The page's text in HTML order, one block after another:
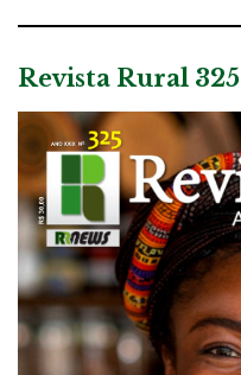
Revista Rural 325